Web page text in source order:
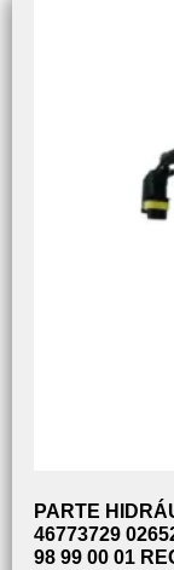
PARTE
46773729
98 99 00 01